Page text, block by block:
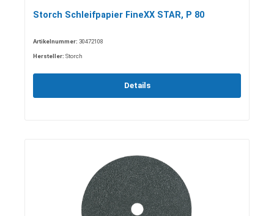
Storch Schleifpapier FineXX STAR, P 80
Artikelnummer: 30472108
Hersteller: Storch
Details